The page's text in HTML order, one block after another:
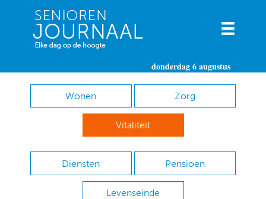
donderdag 6 augustus
Wonen Zorg
Vitaliteit
Diensten Pensioen
Levenseinde